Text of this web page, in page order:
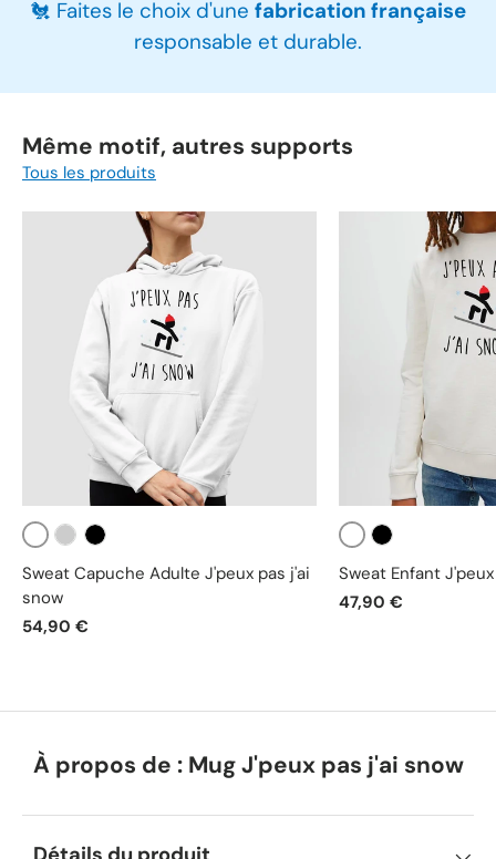
🐔 Faites le choix d'une fabrication française
responsable et durable.
Même motif, autres supports
Tous les produits
Blanc
Sweat Capuche Adulte J'peux pas j'ai
snow
54,90 €
Blanc
Sweat Enfant
47,90 €
À propos de : Mug J'peux pas j'ai snow